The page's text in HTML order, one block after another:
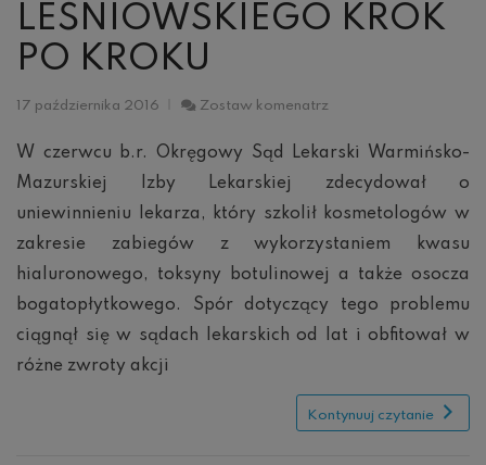
LEŚNIOWSKIEGO KROK
PO KROKU
17 października 2016 Zostaw komenatrz
krok
kroku
W czerwcu b.r. Okręgowy Sąd Lekarski Warmińsko-
Mazurskiej Izby Lekarskiej zdecydował o
uniewinnieniu lekarza, który szkolił kosmetologów w
zakresie zabiegów z wykorzystaniem kwasu
hialuronowego, toksyny botulinowej a także osocza
bogatopłytkowego. Spór dotyczący tego problemu
ciągnął się w sądach lekarskich od lat i obfitował w
różne zwroty akcji
Kontynuuj czytanie